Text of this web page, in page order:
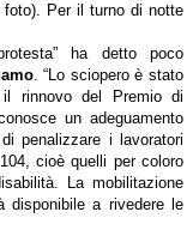
foto). Per il turno di notte
ha detto poco
. “Lo sciopero è stato
il rinnovo del Premio di
un adeguamento
penalizzare i lavoratori
cioè quelli per coloro
La mobilitazione
disponibile a rivedere le